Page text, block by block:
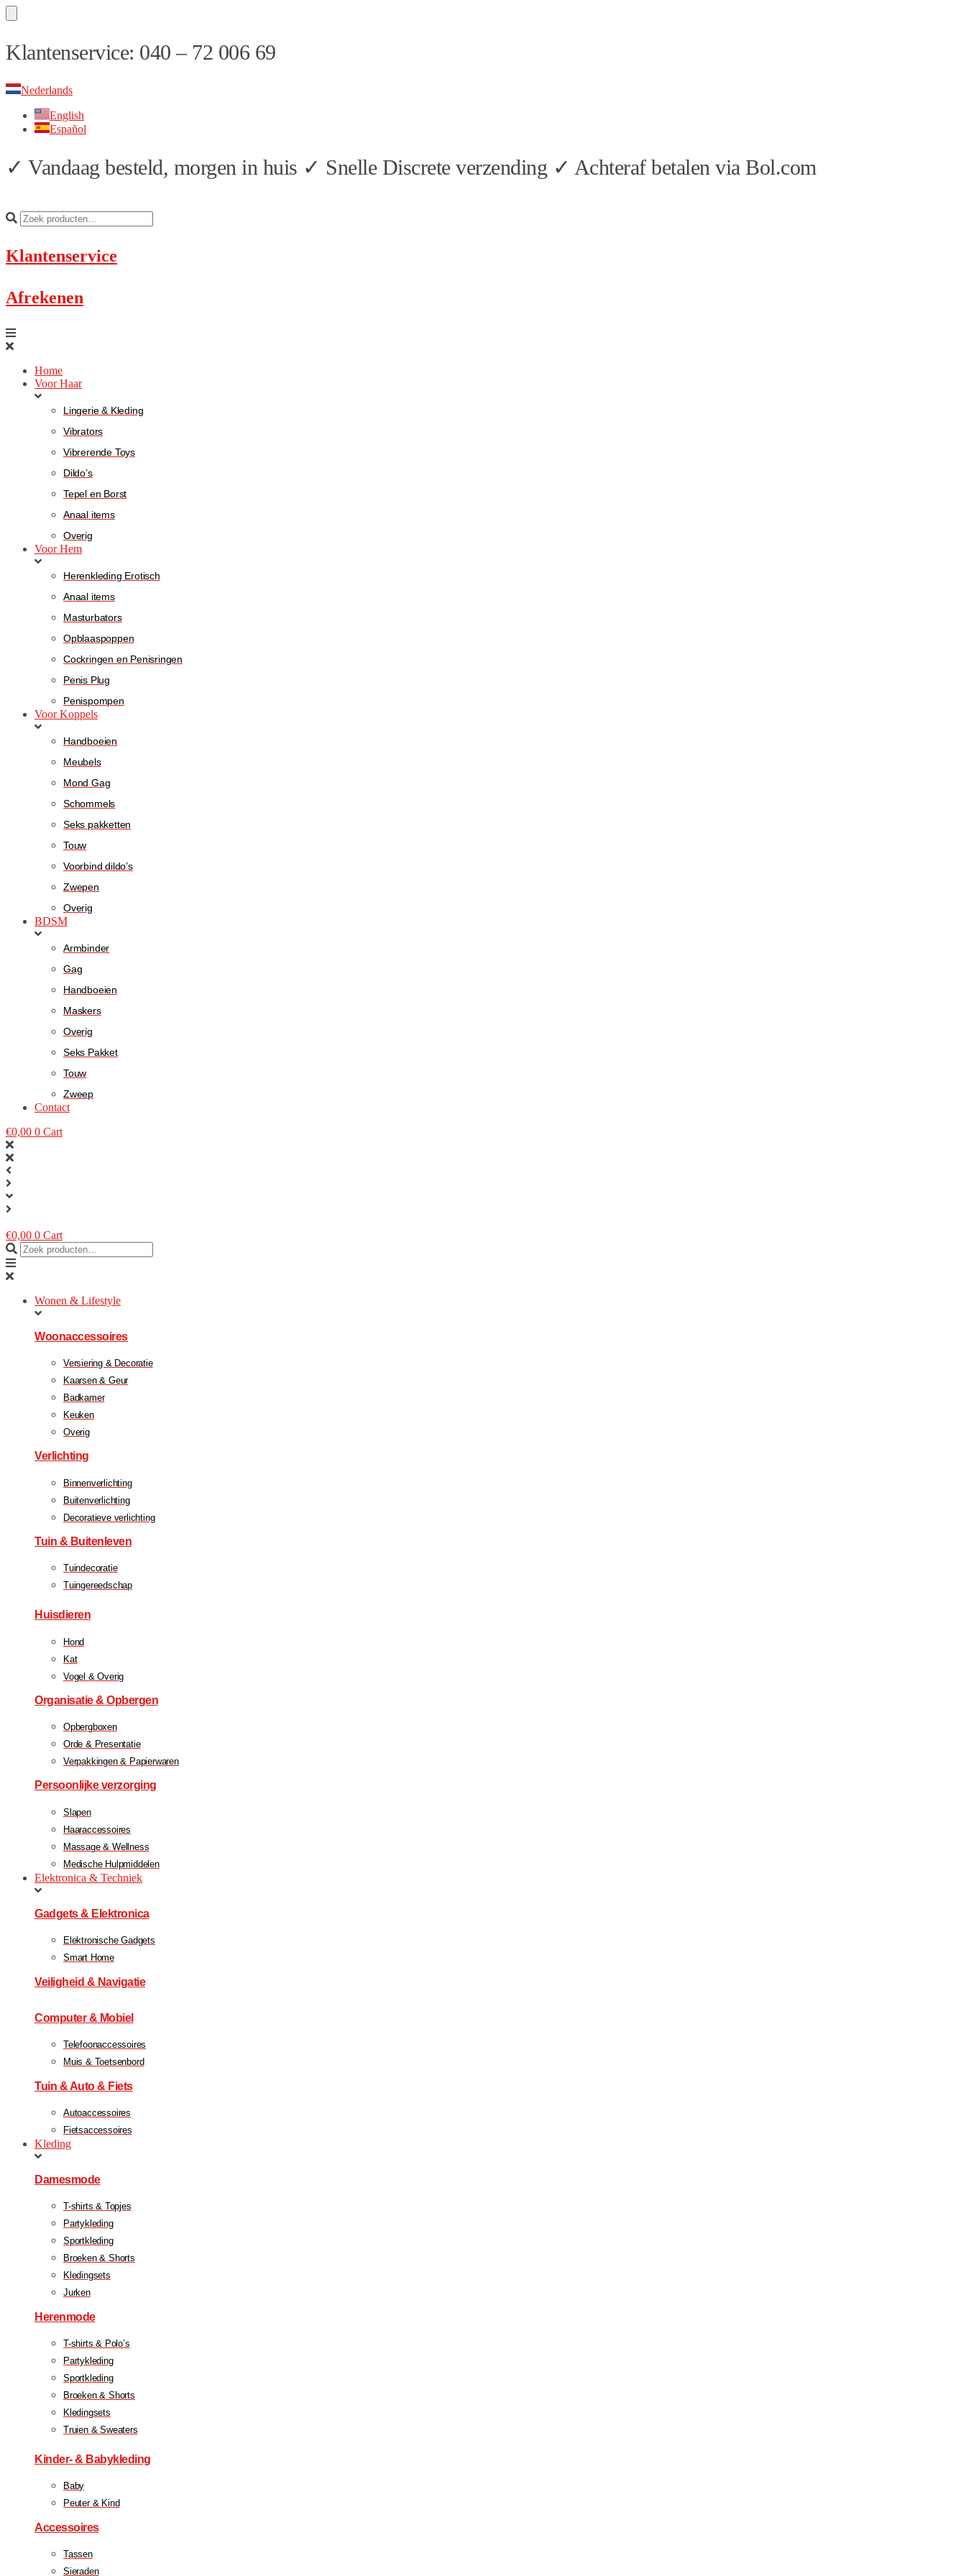
Skip
to
Skip
to
Klantenservice: 040 – 72 006 69
Nederlands
English
Español
✓ Vandaag besteld, morgen in huis ✓ Snelle Discrete verzending ✓ Achteraf betalen via Bol.com
Klantenservice
Afrekenen
Home
Voor Haar
Lingerie & Kleding
Vibrators
Vibrerende Toys
Dildo’s
Tepel en Borst
Anaal items
Overig
Voor Hem
Herenkleding Erotisch
Anaal items
Masturbators
Opblaaspoppen
Cockringen en Penisringen
Penis Plug
Penispompen
Voor Koppels
Handboeien
Meubels
Mond Gag
Schommels
Seks pakketten
Touw
Voorbind dildo’s
Zwepen
Overig
BDSM
Armbinder
Gag
Handboeien
Maskers
Overig
Seks Pakket
Touw
Zweep
Contact
€0,00 0 Cart
€0,00 0 Cart
Wonen & Lifestyle
Woonaccessoires
Versiering & Decoratie
Kaarsen & Geur
Badkamer
Keuken
Overig
Verlichting
Binnenverlichting
Buitenverlichting
Decoratieve verlichting
Tuin & Buitenleven
Tuindecoratie
Tuingereedschap
Huisdieren
Hond
Kat
Vogel & Overig
Organisatie & Opbergen
Opbergboxen
Orde & Presentatie
Verpakkingen & Papierwaren
Persoonlijke verzorging
Slapen
Haaraccessoires
Massage & Wellness
Medische Hulpmiddelen
Elektronica & Techniek
Gadgets & Elektronica
Elektronische Gadgets
Smart Home
Veiligheid & Navigatie
Computer & Mobiel
Telefoonaccessoires
Muis & Toetsenbord
Tuin & Auto & Fiets
Autoaccessoires
Fietsaccessoires
Kleding
Damesmode
T-shirts & Topjes
Partykleding
Sportkleding
Broeken & Shorts
Kledingsets
Jurken
Herenmode
T-shirts & Polo’s
Partykleding
Sportkleding
Broeken & Shorts
Kledingsets
Truien & Sweaters
Kinder- & Babykleding
Baby
Peuter & Kind
Accessoires
Tassen
Sieraden